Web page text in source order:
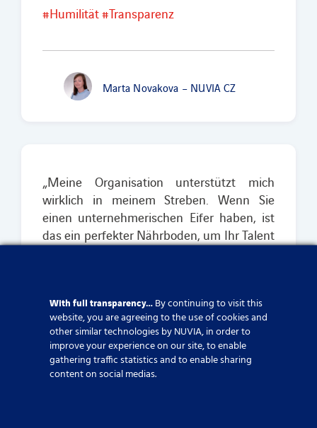
#Humilität #Transparenz
Marta Novakova – NUVIA CZ
„Meine Organisation unterstützt mich
wirklich in meinem Streben. Wenn Sie
einen unternehmerischen Eifer haben, ist
das ein perfekter Nährboden, um Ihr Talent
#Entrepreneurship
With full transparency… By continuing to visit this
website, you are agreeing to the use of cookies and
other similar technologies by NUVIA, in order to
improve your experience on our site, to enable
gathering traffic statistics and to enable sharing
content on social medias.